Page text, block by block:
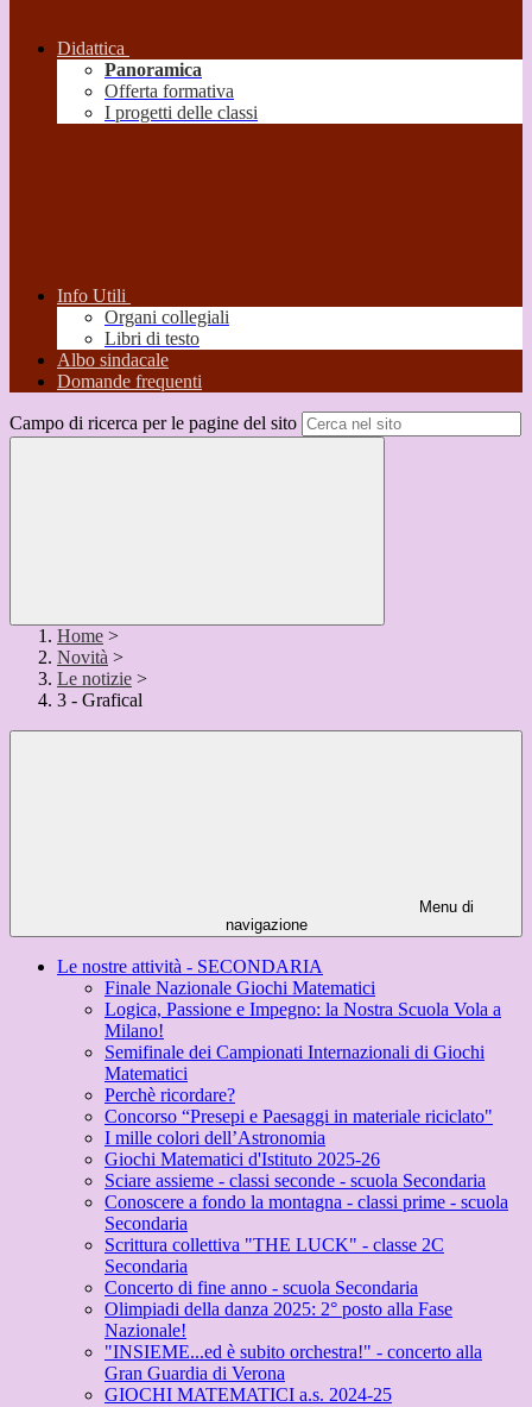
Didattica
Panoramica
Offerta formativa
I progetti delle classi
Info Utili
Organi collegiali
Libri di testo
Albo sindacale
Domande frequenti
Campo di ricerca per le pagine del sito
Home >
Novità >
Le notizie >
3 - Grafical
Menu di
navigazione
Le nostre attività - SECONDARIA
Finale Nazionale Giochi Matematici
Logica, Passione e Impegno: la Nostra Scuola Vola a
Milano!
Semifinale dei Campionati Internazionali di Giochi
Matematici
Perchè ricordare?
Concorso “Presepi e Paesaggi in materiale riciclato"
I mille colori dell’Astronomia
Giochi Matematici d'Istituto 2025-26
Sciare assieme - classi seconde - scuola Secondaria
Conoscere a fondo la montagna - classi prime - scuola
Secondaria
Scrittura collettiva "THE LUCK" - classe 2C
Secondaria
Concerto di fine anno - scuola Secondaria
Olimpiadi della danza 2025: 2° posto alla Fase
Nazionale!
"INSIEME...ed è subito orchestra!" - concerto alla
Gran Guardia di Verona
GIOCHI MATEMATICI a.s. 2024-25